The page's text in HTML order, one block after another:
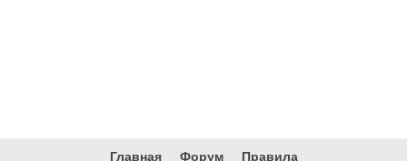
Главная Форум Правила